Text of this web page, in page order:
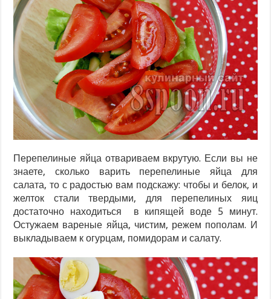
Перепелиные яйца отвариваем вкрутую. Если вы не
знаете, сколько варить перепелиные яйца для
салата, то с радостью вам подскажу: чтобы и белок, и
желток стали твердыми, для перепелиных яиц
достаточно находиться в кипящей воде 5 минут.
Остужаем вареные яйца, чистим, режем пополам. И
выкладываем к огурцам, помидорам и салату.